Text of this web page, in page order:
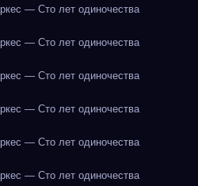
— Сто лет одиночества
— Сто лет одиночества
— Сто лет одиночества
— Сто лет одиночества
— Сто лет одиночества
— Сто лет одиночества